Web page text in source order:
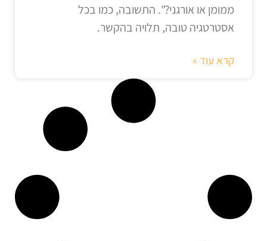
ממומן או אורגני?". התשובה, כמו בכל
אסטרטגיה טובה, תלויה בהקשר.
קרא עוד »